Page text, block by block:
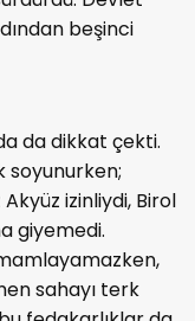
beşinci
da dikkat çekti.
soyunurken;
izinliydi, Birol
giyemedi.
sahayı terk